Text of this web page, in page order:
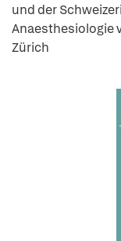
und der
Anaesthesiologie
Zürich